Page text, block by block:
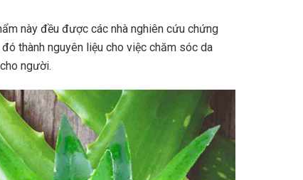
này đều được các nhà nghiên cứu chứng
thành nguyên liệu cho việc chăm sóc da
người.